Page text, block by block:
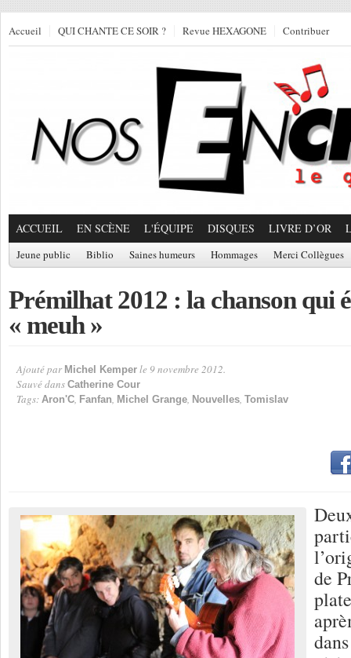
Accueil QUI CHANTE CE SOIR ? Revue HEXAGONE Contribuer
ACCUEIL EN SCÈNE L'ÉQUIPE DISQUES LIVRE D’OR
Jeune public Biblio Saines humeurs Hommages Merci Collègues
Prémilhat 2012 : la chanson qui
« meuh »
Ajouté par Michel Kemper le 9 novembre 2012.
Sauvé dans Catherine Cour
Tags: Aron'C, Fanfan, Michel Grange, Nouvelles, Tomislav
de